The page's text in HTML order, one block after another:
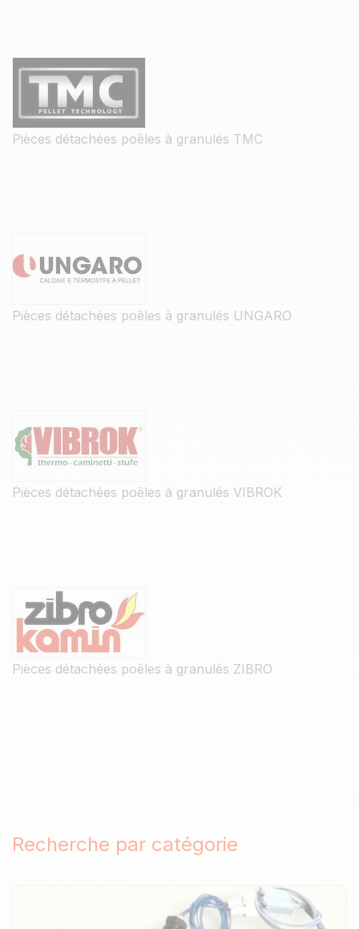
Pièces détachées poêles à granulés TMC
Pièces détachées poêles à granulés UNGARO
Pièces détachées poêles à granulés VIBROK
Pièces détachées poêles à granulés ZIBRO
Recherche par catégorie